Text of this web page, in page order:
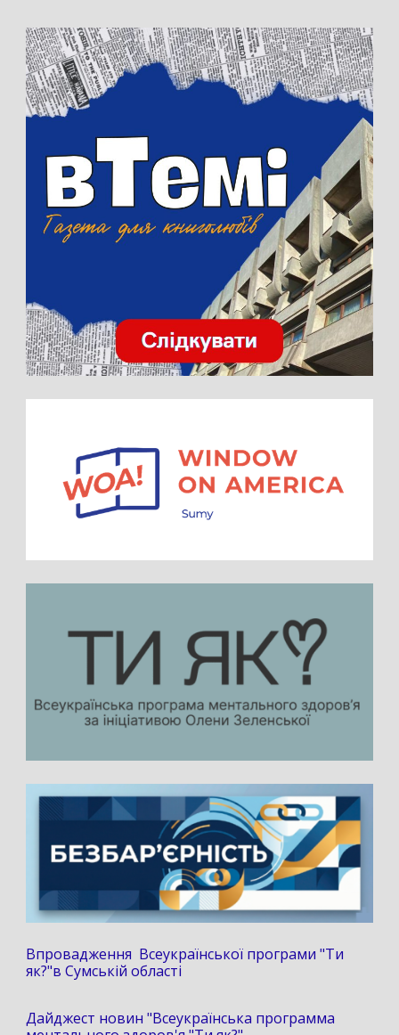
Впровадження Всеукраїнської програми "Ти
як?"в Сумській області
Дайджест новин "Всеукраїнська программа